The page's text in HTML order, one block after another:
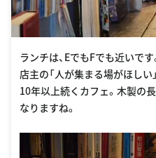
ランチは、EでもFでも近いです
店主の「人が集まる場がほしい
10年以上続くカフェ。木製の
なりますね。